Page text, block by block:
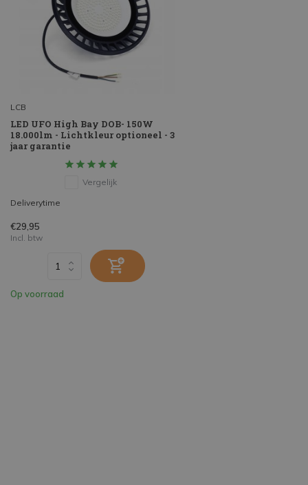
LCB
LED UFO High Bay DOB- 150W
18.000lm - Lichtkleur optioneel - 3
jaar garantie
Vergelijk
Deliverytime
€29,95
Incl. btw
Op voorraad